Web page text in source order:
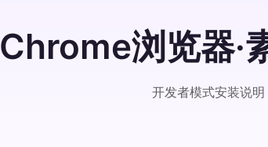
Chrome浏览器·
开发者模式安装说明